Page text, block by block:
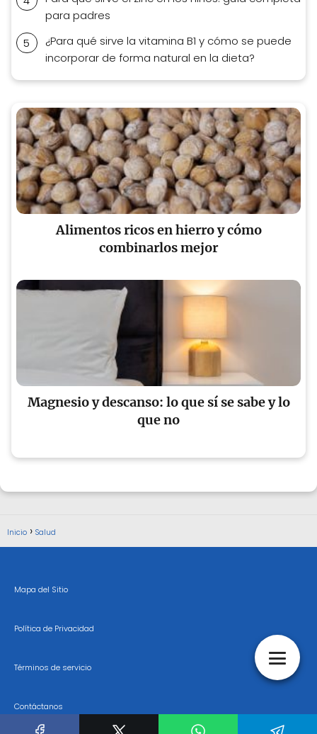
para padres
¿Para qué sirve la vitamina B1 y cómo se puede
incorporar de forma natural en la dieta?
Alimentos ricos en hierro y cómo
combinarlos mejor
Magnesio y descanso: lo que sí se sabe y lo
que no
Inicio Salud
Mapa del Sitio
Política de Privacidad
Términos de servicio
Contáctanos